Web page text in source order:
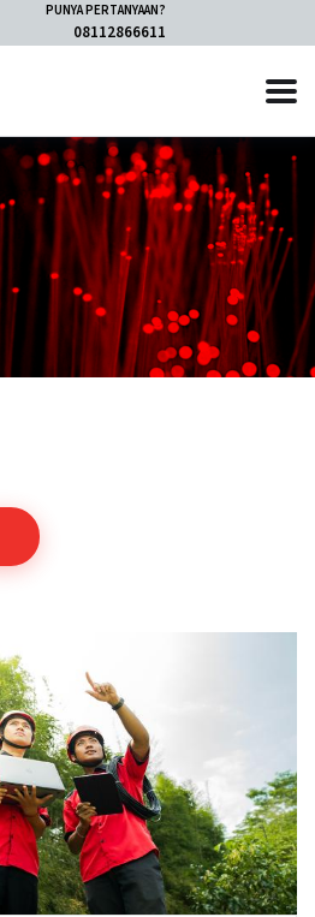
PUNYA PERTANYAAN?
08112866611